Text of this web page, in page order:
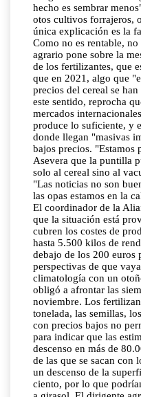
hecho es sembrar
otos cultivos forrajeros,
única explicación es la
Como no es rentable,
agrario pone sobre la
de los fertilizantes, que
que en 2021, algo que
precios del cereal se
este sentido, reprocha
mercados
produce lo suficiente, y
donde llegan "masivas
bajos precios. "Estamos
Asevera que la puntilla
solo al cereal sino al
"Las noticias no son
las opas estamos en la
El coordinador de la
que la situación está
cubren los costes de
hasta 5.500 kilos de
debajo de los 200 euros
perspectivas de que
climatología con un
obligó a afrontar las
noviembre. Los
tonelada, las semillas,
con precios bajos no
para indicar que las
descenso en más de
de las que se sacan con
un descenso de la
ciento, por lo que